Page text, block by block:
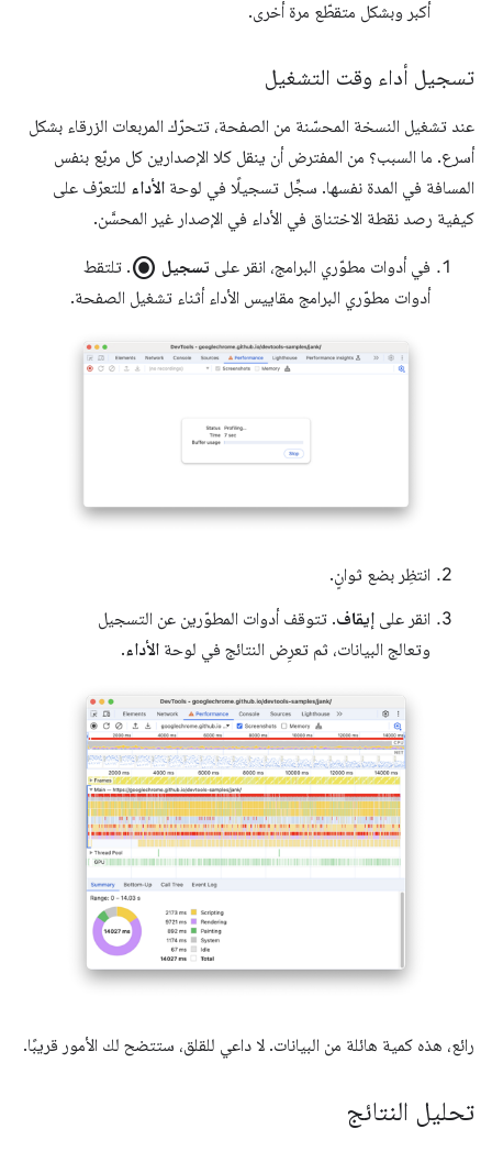
أكبر وبشكل متقطّع مرة أخرى.
تسجيل أداء وقت التشغيل
عند تشغيل النسخة المحسّنة من الصفحة، تتحرّك المربعات الزرقاء بشكل
أسرع. ما السبب؟ من المفترض أن ينقل كلا الإصدارين كل مربّع بنفس
المسافة في المدة نفسها. سجِّل تسجيلًا في لوحة الأداء للتعرّف على
كيفية رصد نقطة الاختناق في الأداء في الإصدار غير المحسَّن.
في أدوات مطوّري البرامج، انقر على تسجيل radio_button_checked. تلتقط
أدوات مطوّري البرامج مقاييس الأداء أثناء تشغيل الصفحة.
انتظِر بضع ثوانٍ.
انقر على إيقاف. تتوقف أدوات المطوّرين عن التسجيل
وتعالج البيانات، ثم تعرِض النتائج في لوحة الأداء.
رائع، هذه كمية هائلة من البيانات. لا داعي للقلق، ستتضح لك الأمور قريبًا.
تحليل النتائج